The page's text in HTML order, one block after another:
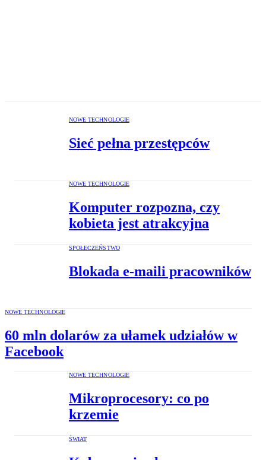
NOWE TECHNOLOGIE
Sieć pełna przestępców
NOWE TECHNOLOGIE
Komputer rozpozna, czy
kobieta jest atrakcyjna
SPOŁECZEŃSTWO
Blokada e-maili pracowników
NOWE TECHNOLOGIE
60 mln dolarów za ułamek udziałów w
Facebook
NOWE TECHNOLOGIE
Mikroprocesory: co po
krzemie
ŚWIAT